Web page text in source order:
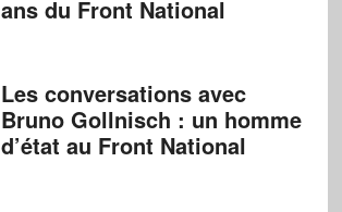
ans du Front National
Les conversations avec
Bruno Gollnisch : un homme
d’état au Front National